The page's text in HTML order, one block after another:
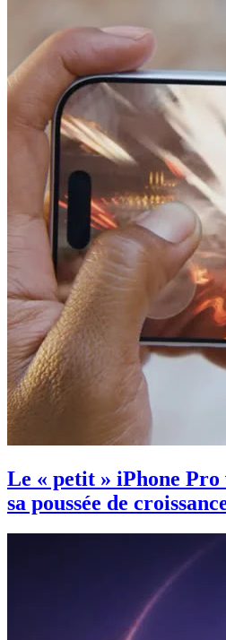
Le « petit » iPhone
sa poussée de